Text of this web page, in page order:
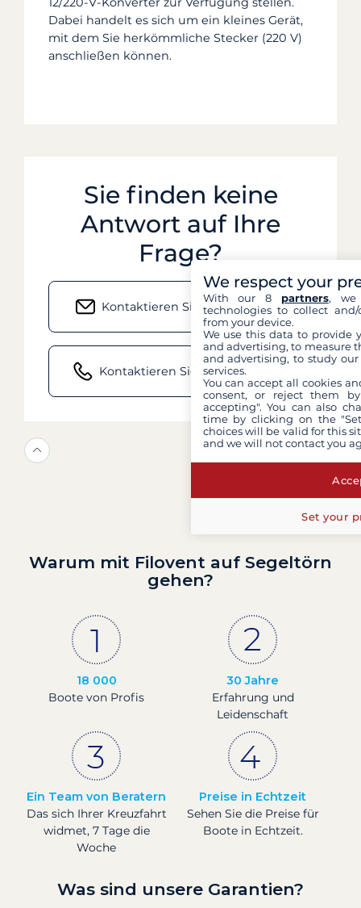
Dabei handelt es sich um ein kleines Gerät,
mit dem Sie herkömmliche Stecker (220 V)
anschließen können.
Sie finden keine
Antwort auf Ihre
Frage?
Kontaktieren Sie uns per E-Mail
Kontaktieren Sie uns telefonisch
Warum mit Filovent auf Segeltörn
gehen?
18 000
Boote von Profis
30 Jahre
Erfahrung und
Leidenschaft
Ein Team von Beratern
Das sich Ihrer Kreuzfahrt
widmet, 7 Tage die
Woche
Preise in Echtzeit
Sehen Sie die Preise für
Boote in Echtzeit.
Was sind unsere Garantien?
We respect your
With our 8 partners, we
technologies to collect
from your device.
We use this data to provide
and advertising, to measure
and advertising, to study
services.
You can accept all cookies
consent, or reject them
accepting". You can also
time by clicking on the
choices will be valid for this
and we will not contact you
Set your